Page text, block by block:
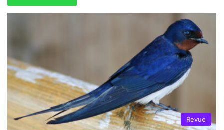
Revue